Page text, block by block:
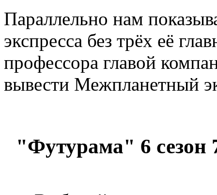
Параллельно нам
экспресса без трёх её
профессора главой
вывести Межпланетный
"Футурама" 6 сезон